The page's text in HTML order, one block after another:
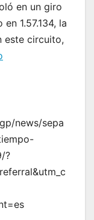
en un giro
1.57.134, la
este circuito,
news/sepa
?